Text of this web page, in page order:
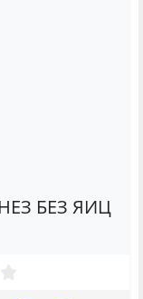
БЕЗ ЯИЦ